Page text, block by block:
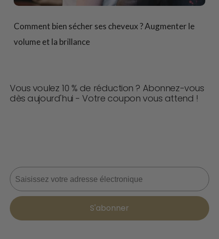
Comment bien sécher ses cheveux ? Augmenter le
volume et la brillance
Vous voulez 10 % de réduction ? Abonnez-vous
dès aujourd'hui - Votre coupon vous attend !
Courriel
S'abonner